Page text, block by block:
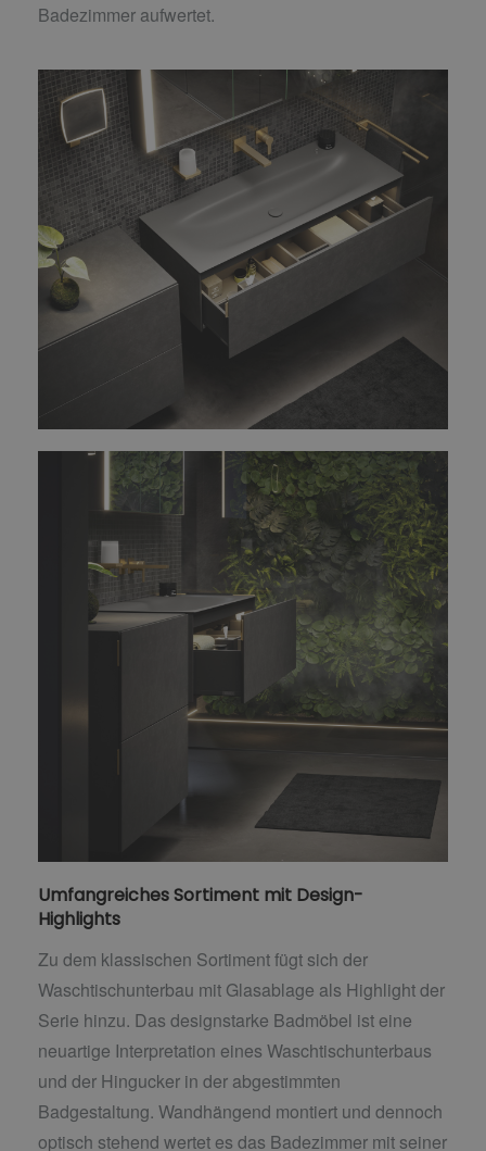
Badezimmer aufwertet.
Umfangreiches Sortiment mit Design-
Highlights
Zu dem klassischen Sortiment fügt sich der
Waschtischunterbau mit Glasablage als Highlight der
Serie hinzu. Das designstarke Badmöbel ist eine
neuartige Interpretation eines Waschtischunterbaus
und der Hingucker in der abgestimmten
Badgestaltung. Wandhängend montiert und dennoch
optisch stehend wertet es das Badezimmer mit seiner